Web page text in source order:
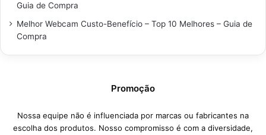
Guia de Compra
Melhor Webcam Custo-Benefício – Top 10 Melhores – Guia de
Compra
Promoção
Nossa equipe não é influenciada por marcas ou fabricantes na
escolha dos produtos. Nosso compromisso é com a diversidade,